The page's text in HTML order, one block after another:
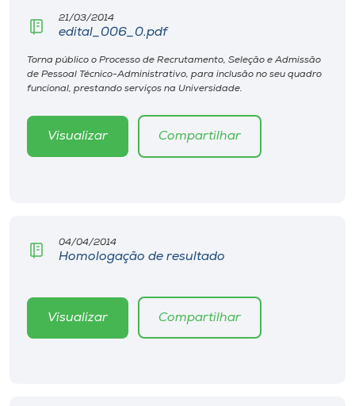
CPA
Biblioteca
Rádio
Unoesc
21/03/2014
edital_006_0.pdf
Torna público o Processo de Recrutamento, Seleção e Admissão
de Pessoal Técnico-Administrativo, para inclusão no seu quadro
funcional, prestando serviços na Universidade.
Visualizar Compartilhar
04/04/2014
Homologação de resultado
Visualizar Compartilhar